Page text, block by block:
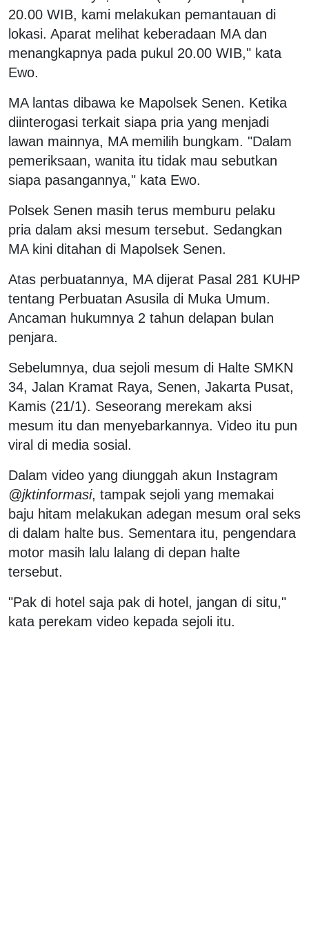
20.00 WIB, kami melakukan pemantauan di
lokasi. Aparat melihat keberadaan MA dan
menangkapnya pada pukul 20.00 WIB," kata
Ewo.
MA lantas dibawa ke Mapolsek Senen. Ketika
diinterogasi terkait siapa pria yang menjadi
lawan mainnya, MA memilih bungkam. "Dalam
pemeriksaan, wanita itu tidak mau sebutkan
siapa pasangannya," kata Ewo.
Polsek Senen masih terus memburu pelaku
pria dalam aksi mesum tersebut. Sedangkan
MA kini ditahan di Mapolsek Senen.
Atas perbuatannya, MA dijerat Pasal 281 KUHP
tentang Perbuatan Asusila di Muka Umum.
Ancaman hukumnya 2 tahun delapan bulan
penjara.
Sebelumnya, dua sejoli mesum di Halte SMKN
34, Jalan Kramat Raya, Senen, Jakarta Pusat,
Kamis (21/1). Seseorang merekam aksi
mesum itu dan menyebarkannya. Video itu pun
viral di media sosial.
Dalam video yang diunggah akun Instagram
@jktinformasi, tampak sejoli yang memakai
baju hitam melakukan adegan mesum oral seks
di dalam halte bus. Sementara itu, pengendara
motor masih lalu lalang di depan halte
tersebut.
"Pak di hotel saja pak di hotel, jangan di situ,"
kata perekam video kepada sejoli itu.